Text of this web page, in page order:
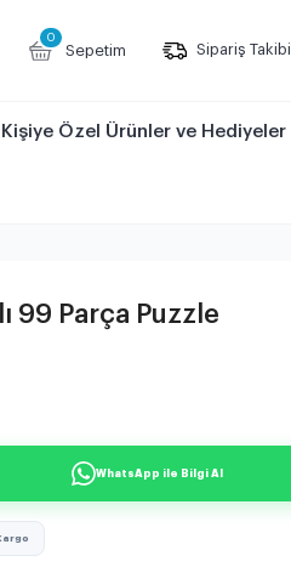
Sepetim
0
Sipariş Takibi
Kişiye Özel Ürünler ve Hediyeler
99 Parça Puzzle
WhatsApp ile Bilgi Al